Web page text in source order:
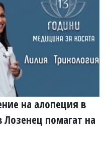
на алопеция в
Лозенец помагат на